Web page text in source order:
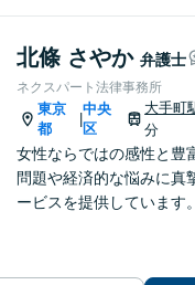
北條 さやか 弁護士
ネクスパート法律事務所
東京
都
中央
区
大手町
分
女性ならではの感性と豊
問題や経済的な悩みに真
ービスを提供しています